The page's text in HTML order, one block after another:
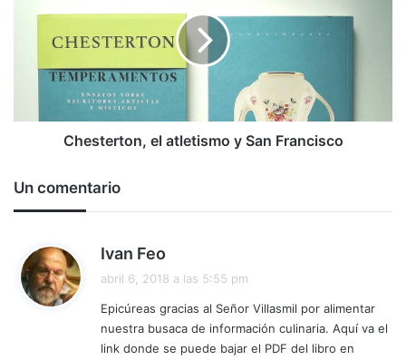
Chesterton, el atletismo y San Francisco
Un comentario
Ivan Feo
e
:
abril 6, 2018 a las 5:55 pm
Epicúreas gracias al Señor Villasmil por alimentar
nuestra busaca de información culinaria. Aquí va el
link donde se puede bajar el PDF del libro en